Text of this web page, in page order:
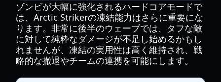
ゾンビが大幅に強化されるハードコアモードで
は、Arctic Strikerの凍結能力はさらに重要にな
ります。非常に後半のウェーブでは、タフな敵
に対して純粋なダメージが不足し始めるかもし
れませんが、凍結の実用性は高く維持され、戦
略的な撤退やチームの連携を可能にします。